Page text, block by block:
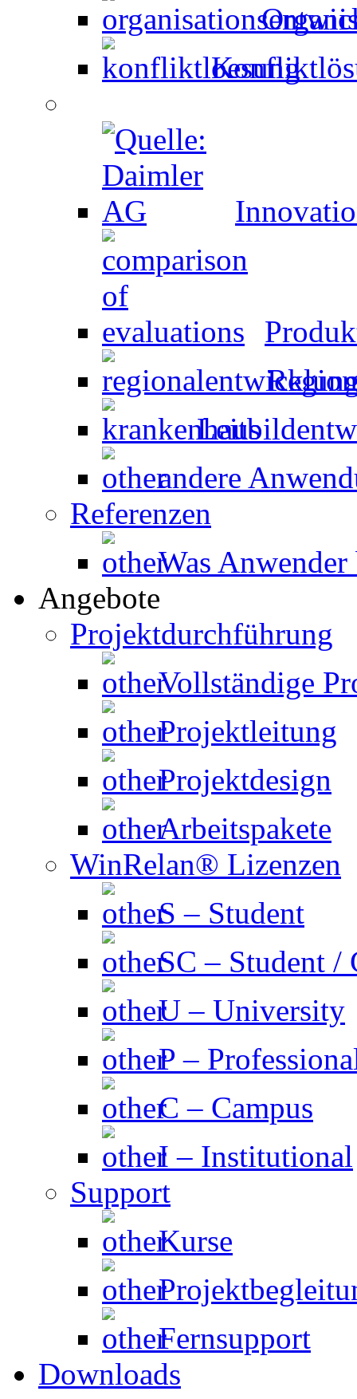
andere
Referenzen
Was
Angebote
Projektdurchführung
Vollständige
Projektleitung
Projektdesign
Arbeitspakete
WinRelan® Lizenzen
S – Student
SC – Student /
U – University
P –
C – Campus
I – Institutional
Support
Kurse
Fernsupport
Downloads